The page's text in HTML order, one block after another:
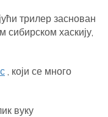
трилер заснован
сибирском хаскију,
, који се много